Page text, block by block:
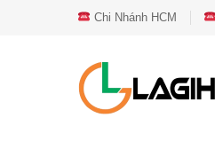
Chi Nhánh HCM